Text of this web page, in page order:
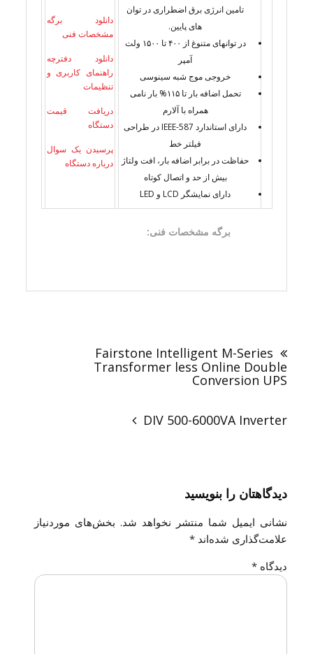
تامین انرژی برق اضطراری در توان
های پایین.
در توانهای متنوغ از ۴۰۰ تا ۱۵۰۰ ولت
آمپر
خروجی موج شبه سینوسی
تحمل اضافه بار تا ۱۱۵% بار نامی
همراه با آلارم
دارای استاندارد IEEE-587 در طراحی
فیلتر خط
حفاظت در برابر اضافه بار، افت ولتاژ
بیش از حد و اتصال کوتاه
دارای نمایشگر LCD و LED
دانلود برگه
مشخصات فنی
دانلود دفترچه
راهنمای کاربری و
تنظیمات
دریافت قیمت
دستگاه
پرسیدن یک سوال
درباره دستگاه
برگه مشخصات فنی:
Fairstone Intelligent M-Series
Transformer less Online Double
Conversion UPS
DIV 500-6000VA Inverter
دیدگاهتان را بنویسید
نشانی ایمیل شما منتشر نخواهد شد. بخش‌های موردنیاز
علامت‌گذاری شده‌اند*
دیدگاه*